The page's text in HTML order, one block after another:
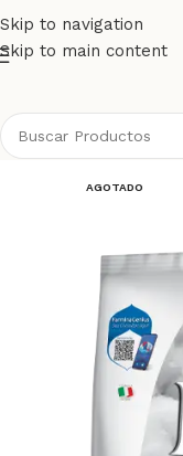
Skip to navigation
Skip to main content
AGOTADO